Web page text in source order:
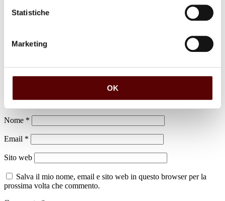
Statistiche
Marketing
OK
Lascia un commento
Il tuo indirizzo email non sarà pubblicato.
contrassegnati*
Nome *
Email *
Sito web
Salva il mio nome, email e sito web in questo browser per la
prossima volta che commento.